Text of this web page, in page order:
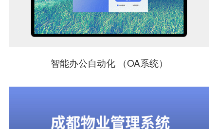
智能办公自动化 （OA系统）